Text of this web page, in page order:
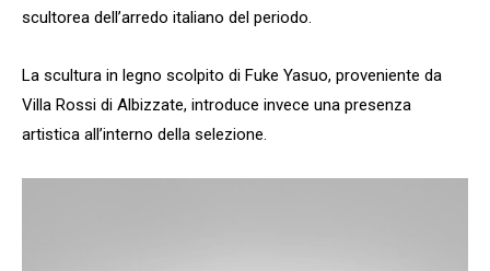
scultorea dell’arredo italiano del periodo.
La scultura in legno scolpito di Fuke Yasuo, proveniente da
Villa Rossi di Albizzate, introduce invece una presenza
artistica all’interno della selezione.